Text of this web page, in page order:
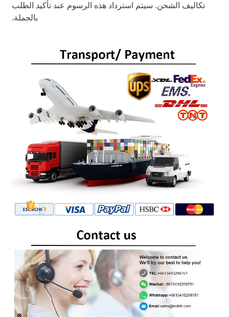
تكاليف الشحن. سيتم استرداد هذه الرسوم عند تأكيد الطلب
بالجملة.